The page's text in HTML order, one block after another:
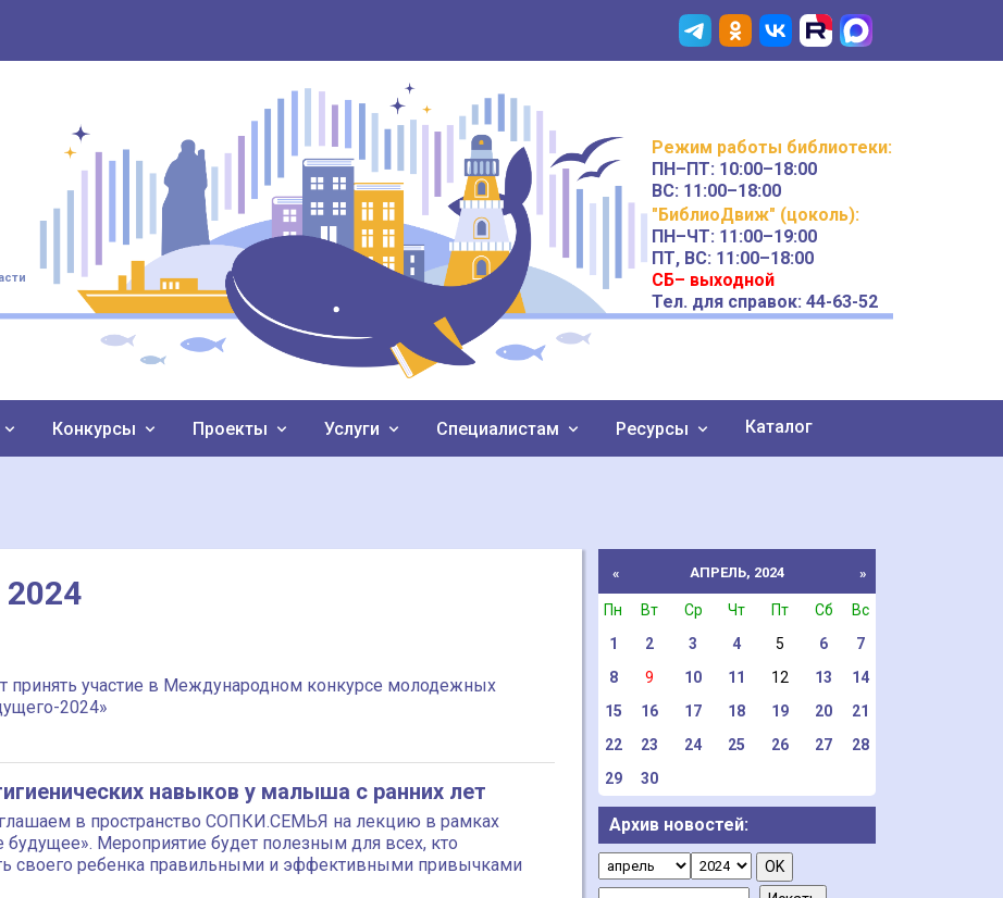
Режим работы библиотеки:
ПН–ПТ: 10:00–18:00
ВС: 11:00–18:00
"БиблиоДвиж" (цоколь):
ПН–ЧТ: 11:00–19:00
ПТ, ВС: 11:00–18:00
СБ– выходной
Тел. для справок: 44-63-52
Конкурсы Проекты Услуги Специалистам Ресурсы Каталог
2024
принять участие в Международном конкурсе молодежных
2024»
навыков у малыша с ранних лет
в пространство СОПКИ.СЕМЬЯ на лекцию в рамках
будущее». Мероприятие будет полезным для всех, кто
своего ребенка правильными и эффективными привычками
« АПРЕЛЬ, 2024 »
Пн Вт Ср Чт Пт Сб
Вс
1
2 3 4 5 6
7
8
9 10 11 12 13
14
15
16 17 18 19 20
21
22
23 24 25 26 27
28
29
30
Архив новостей: